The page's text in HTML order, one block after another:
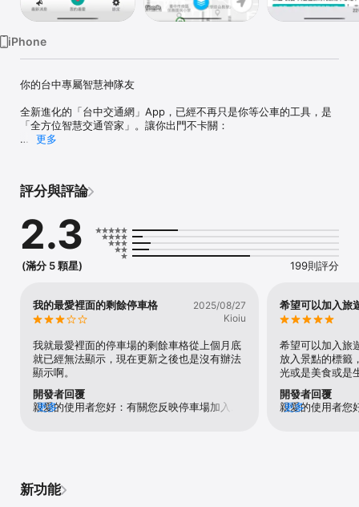
iPhone
你的台中專屬智慧神隊友
全新進化的「台中交通網」App，已經不再只是你等公車的工具，是
「全方位智慧交通管家」。讓你出門不卡關：
**智慧停車：**秒查路邊及停車場即時車位，一鍵快速導航，找車位
**無縫通勤：**公車動態、捷運、YouBike與TPASS資訊全掌握。
更多
評分與評論
2.3
(滿分 5 顆星) 199則評分
我的最愛裡面的剩餘停車格
2025/08/27
Kioiu
我就最愛裡面的停車場的剩餘車格從上個月底
就已經無法顯示，現在更新之後也是沒有辦法
顯示啊。
開發者回覆
親愛的使用者您好：有關您反映停車場加入我
更多
希望可以加入旅
希望可以加入旅
放入景點的標籤
光或是美食或是
開發者回覆
親愛的使用者您
更多
新功能